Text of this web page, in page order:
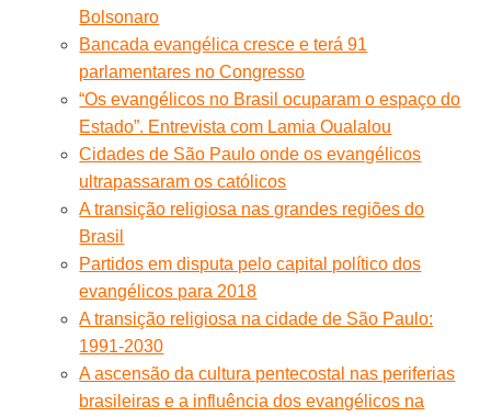
Bolsonaro
Bancada evangélica cresce e terá 91
parlamentares no Congresso
“Os evangélicos no Brasil ocuparam o espaço do
Estado”. Entrevista com Lamia Oualalou
Cidades de São Paulo onde os evangélicos
ultrapassaram os católicos
A transição religiosa nas grandes regiões do
Brasil
Partidos em disputa pelo capital político dos
evangélicos para 2018
A transição religiosa na cidade de São Paulo:
1991-2030
A ascensão da cultura pentecostal nas periferias
brasileiras e a influência dos evangélicos na